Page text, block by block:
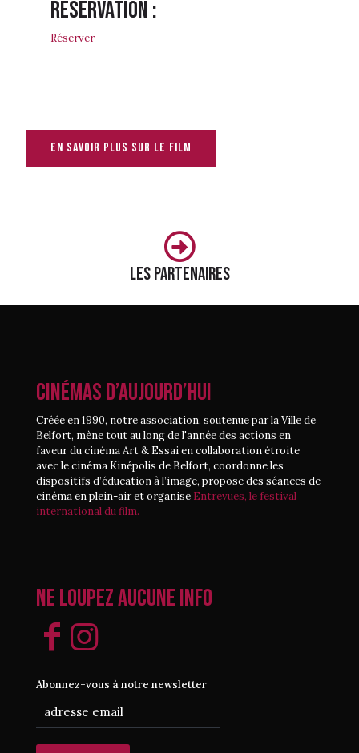
Réservation :
Réserver
En savoir plus sur le film
Les partenaires
CINÉMAS D’AUJOURD’HUI
Créée en 1990, notre association, soutenue par la Ville de
Belfort, mène tout au long de l'année des actions en
faveur du cinéma Art & Essai en collaboration étroite
avec le cinéma Kinépolis de Belfort, coordonne les
dispositifs d’éducation à l’image, propose des séances de
cinéma en plein-air et organise Entrevues, le festival
international du film.
Ne loupez aucune info
Abonnez-vous à notre newsletter